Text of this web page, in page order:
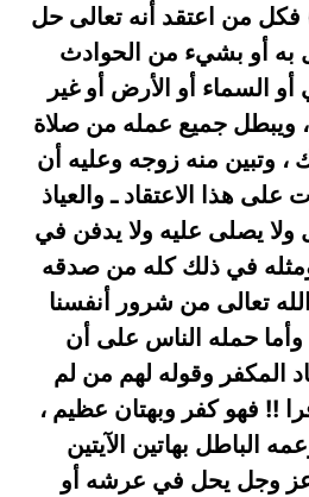
فكل من اعتقد أنه تعالى حل
به أو بشيء من الحوادث
السماء أو الأرض أو غير
ويبطل جميع عمله من صلاة
، وتبين منه زوجه وعليه أن
على هذا الاعتقاد ـ والعياذ
ولا يصلى عليه ولا يدفن في
في ذلك كله من صدقه
تعالى من شرور أنفسنا
وأما حمله الناس على أن
المكفر وقوله لهم من لم
!! فهو كفر وبهتان عظيم ،
الباطل بهاتين الآيتين
عز وجل يحل في عرشه أو